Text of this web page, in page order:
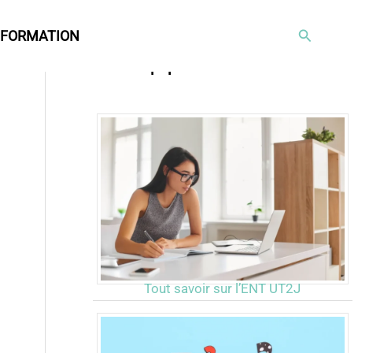
FORMATION Rechercher
Tout savoir sur l’ENT UT2J